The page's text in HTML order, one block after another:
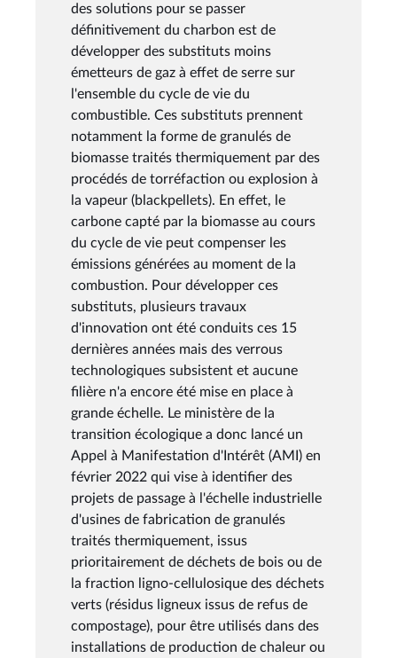
des solutions pour se passer
définitivement du charbon est de
développer des substituts moins
émetteurs de gaz à effet de serre sur
l'ensemble du cycle de vie du
combustible. Ces substituts prennent
notamment la forme de granulés de
biomasse traités thermiquement par des
procédés de torréfaction ou explosion à
la vapeur (blackpellets). En effet, le
carbone capté par la biomasse au cours
du cycle de vie peut compenser les
émissions générées au moment de la
combustion. Pour développer ces
substituts, plusieurs travaux
d'innovation ont été conduits ces 15
dernières années mais des verrous
technologiques subsistent et aucune
filière n'a encore été mise en place à
grande échelle. Le ministère de la
transition écologique a donc lancé un
Appel à Manifestation d'Intérêt (AMI) en
février 2022 qui vise à identifier des
projets de passage à l'échelle industrielle
d'usines de fabrication de granulés
traités thermiquement, issus
prioritairement de déchets de bois ou de
la fraction ligno-cellulosique des déchets
verts (résidus ligneux issus de refus de
compostage), pour être utilisés dans des
installations de production de chaleur ou